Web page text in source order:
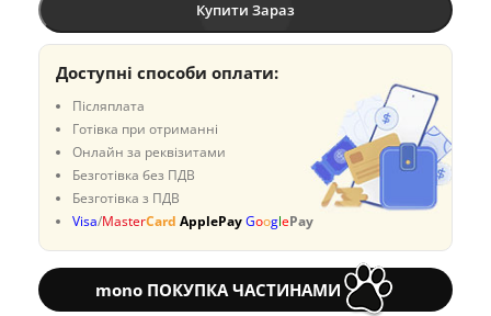
Купити Зараз
Доступні способи оплати:
Післяплата
Готівка при отриманні
Онлайн за реквізитами
Безготівка без ПДВ
Безготівка з ПДВ
Visa/MasterCard ApplePayGooglePay
mono ПОКУПКА ЧАСТИНАМИ